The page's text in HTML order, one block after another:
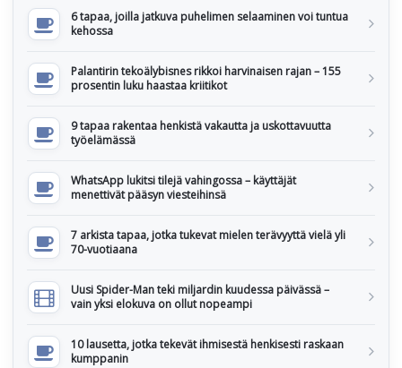
6 tapaa, joilla jatkuva puhelimen selaaminen voi tuntua
kehossa
Palantirin tekoälybisnes rikkoi harvinaisen rajan – 155
prosentin luku haastaa kriitikot
9 tapaa rakentaa henkistä vakautta ja uskottavuutta
työelämässä
WhatsApp lukitsi tilejä vahingossa – käyttäjät
menettivät pääsyn viesteihinsä
7 arkista tapaa, jotka tukevat mielen terävyyttä vielä yli
70-vuotiaana
Uusi Spider-Man teki miljardin kuudessa päivässä –
vain yksi elokuva on ollut nopeampi
10 lausetta, jotka tekevät ihmisestä henkisesti raskaan
kumppanin